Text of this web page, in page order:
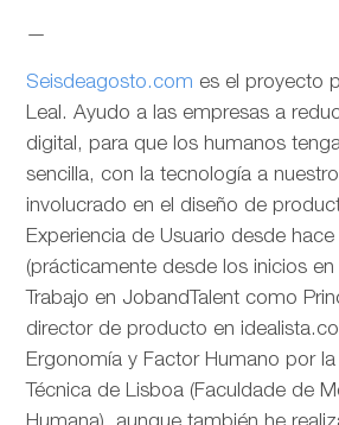
—
Seisdeagosto.com es el proyecto
Leal. Ayudo a las empresas a
digital, para que los humanos
sencilla, con la tecnología a
involucrado en el diseño de
Experiencia de Usuario desde
(prácticamente desde los inicios en
Trabajo en JobandTalent como
director de producto en
Ergonomía y Factor Humano por la
Técnica de Lisboa (Faculdade de